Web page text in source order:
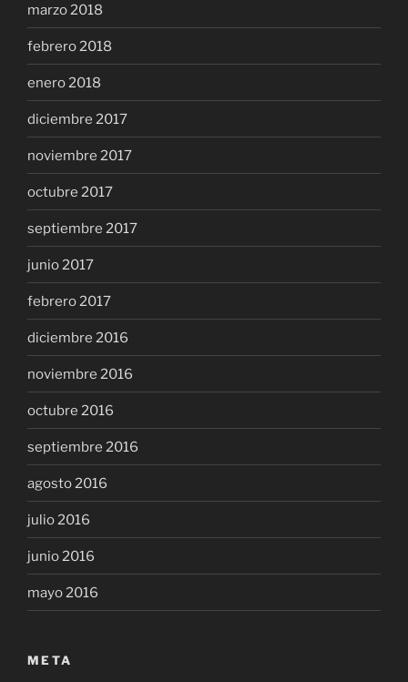
marzo 2018
febrero 2018
enero 2018
diciembre 2017
noviembre 2017
octubre 2017
septiembre 2017
junio 2017
febrero 2017
diciembre 2016
noviembre 2016
octubre 2016
septiembre 2016
agosto 2016
julio 2016
junio 2016
mayo 2016
META